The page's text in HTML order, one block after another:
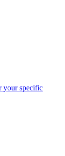
your specific